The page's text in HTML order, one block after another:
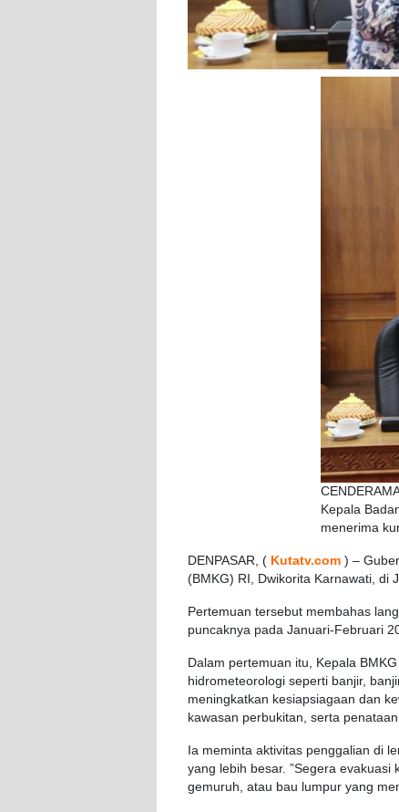
Kepala
menerima
DENPASAR, ( Kutatv.com ) –
(BMKG) RI, Dwikorita Karnawati, di
Pertemuan tersebut membahas
puncaknya pada Januari-Februari
Dalam pertemuan itu, Kepala BMKG
hidrometeorologi seperti banjir,
meningkatkan kesiapsiagaan dan
kawasan perbukitan, serta penataan
Ia meminta aktivitas penggalian di
yang lebih besar. ”Segera evakuasi
gemuruh, atau bau lumpur yang